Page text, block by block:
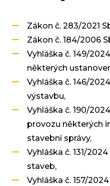
Zákon č. 283/2021
Zákon č. 184/2006
Vyhláška č. 149/
některých
Vyhláška č. 146/
výstavbu,
Vyhláška č. 190/
provozu některých
stavební správy,
Vyhláška č. 131/
staveb,
Vyhláška č. 157/